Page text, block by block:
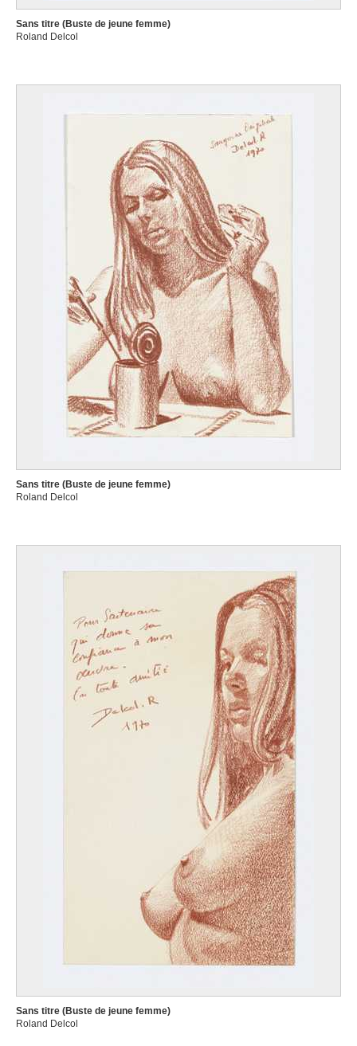
Sans titre (Buste de jeune femme)
Roland Delcol
Sans titre (Buste de jeune femme)
Roland Delcol
Sans titre (Buste de jeune femme)
Roland Delcol